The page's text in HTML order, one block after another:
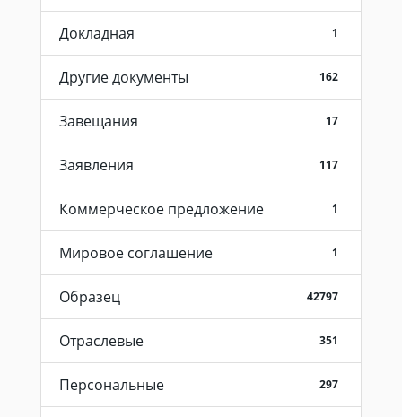
Докладная 1
Другие документы 162
Завещания 17
Заявления 117
Коммерческое предложение 1
Мировое соглашение 1
Образец 42797
Отраслевые 351
Персональные 297